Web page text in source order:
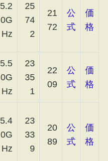
5.2
0G
Hz
25
74
2
21
72
公
式
価
格
5.5
0G
Hz
23
35
1
22
09
公
式
価
格
5.4
0G
Hz
23
33
9
20
89
公
式
価
格